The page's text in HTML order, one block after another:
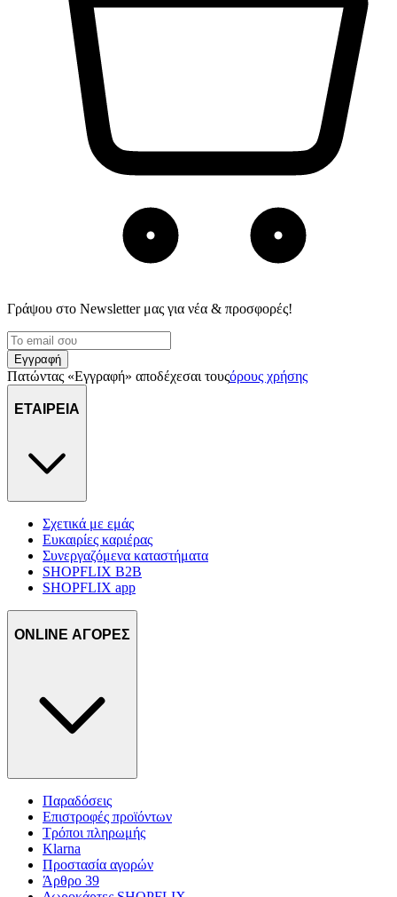
Γράψου στο Νewsletter μας για νέα & προσφορές!
Εγγραφή
Πατώντας «Εγγραφή» αποδέχεσαι τουςόρους χρήσης
ΕΤΑΙΡΕΙΑ
Σχετικά με εμάς
Ευκαιρίες καριέρας
Συνεργαζόμενα καταστήματα
SHOPFLIX B2B
SHOPFLIX app
ONLINE ΑΓΟΡΕΣ
Παραδόσεις
Επιστροφές προϊόντων
Τρόποι πληρωμής
Klarna
Προστασία αγορών
Άρθρο 39